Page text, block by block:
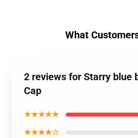
What
2 reviews for Starry blue
Cap
★★★★★
★★★★☆